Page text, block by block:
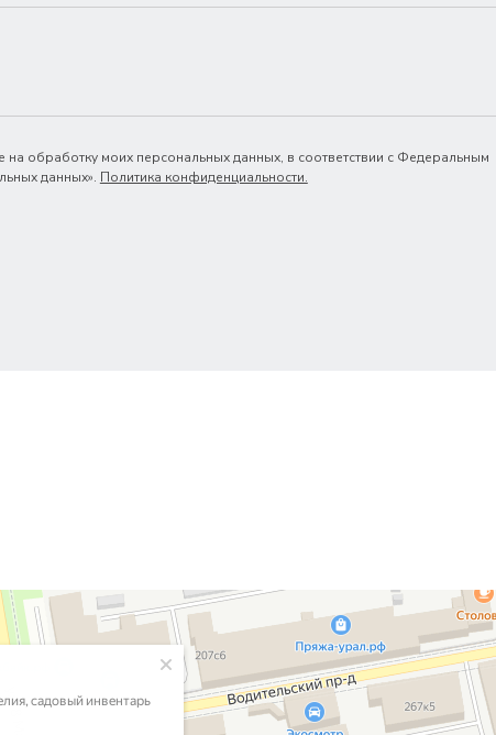
на обработку моих персональных данных, в соответствии с Федеральным
данных». Политика конфиденциальности.